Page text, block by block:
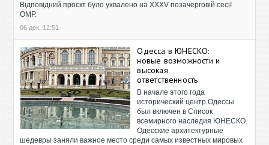
Відповідний проєкт було ухвалено на XXXV позачерговій сесії
ОМР.
06 дек, 12:51
Одесса в ЮНЕСКО:
новые возможности и
высокая
ответственность
В начале этого года
исторический центр Одессы
был включен в Список
всемирного наследия ЮНЕСКО.
Одесские архитектурные
шедевры заняли важное место среди самых известных мировых